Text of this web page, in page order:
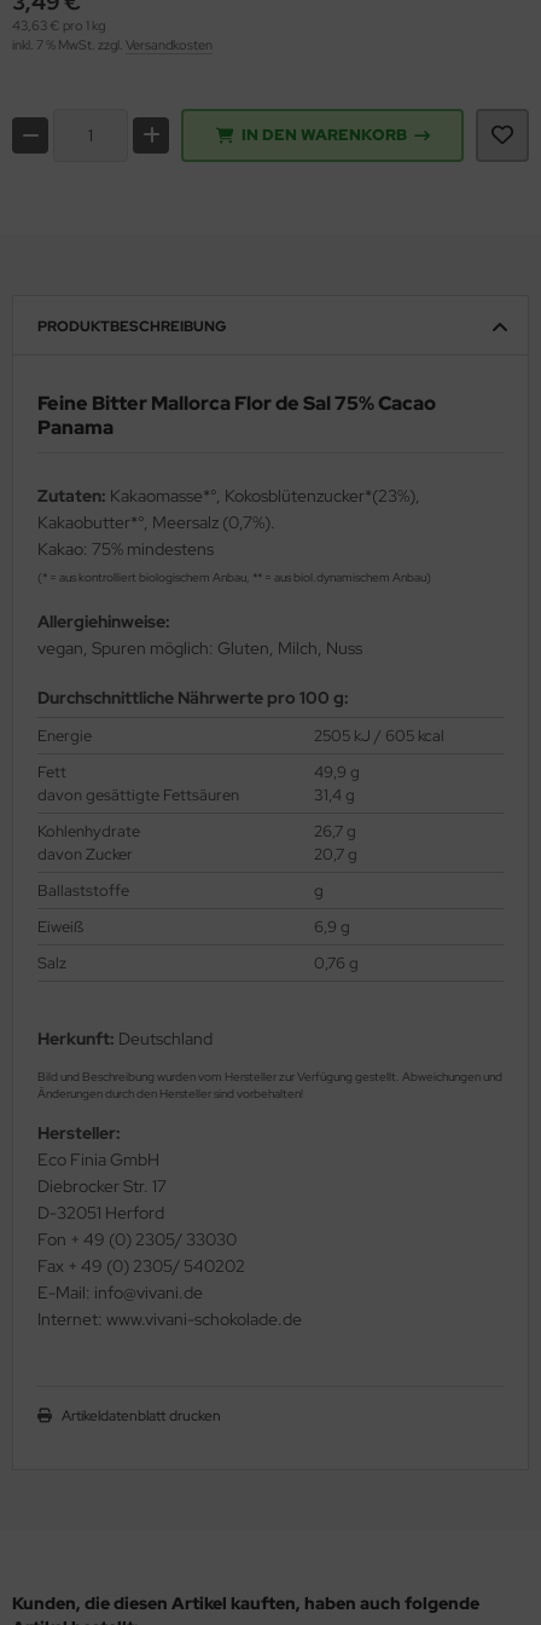
43,63 € pro 1 kg
inkl. 7 % MwSt. zzgl. Versandkosten
IN DEN WARENKORB
PRODUKTBESCHREIBUNG
Feine Bitter Mallorca Flor de Sal 75% Cacao
Panama
Zutaten: Kakaomasse*°, Kokosblütenzucker*(23%),
Kakaobutter*°, Meersalz (0,7%).
Kakao: 75% mindestens
(* = aus kontrolliert biologischem Anbau, ** = aus biol.dynamischem Anbau)
Allergiehinweise:
vegan, Spuren möglich: Gluten, Milch, Nuss
Durchschnittliche Nährwerte pro 100 g:
Energie
2505 kJ / 605 kcal
Fett
davon gesättigte Fettsäuren
49,9 g
31,4 g
Kohlenhydrate
davon Zucker
26,7 g
20,7 g
Ballaststoffe
g
Eiweiß
6,9 g
Salz
0,76 g
Herkunft: Deutschland
Bild und Beschreibung wurden vom Hersteller zur Verfügung gestellt. Abweichungen und
Änderungen durch den Hersteller sind vorbehalten!
Hersteller:
Eco Finia GmbH
Diebrocker Str. 17
D-32051 Herford
Fon + 49 (0) 2305/ 33030
Fax + 49 (0) 2305/ 540202
E-Mail: info@vivani.de
Internet: www.vivani-schokolade.de
Artikeldatenblatt drucken
Kunden, die diesen Artikel kauften, haben auch folgende